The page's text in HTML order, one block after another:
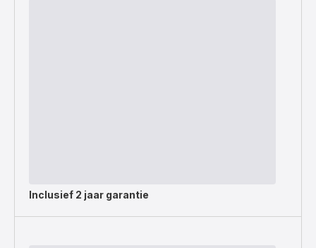
Inclusief 2 jaar garantie